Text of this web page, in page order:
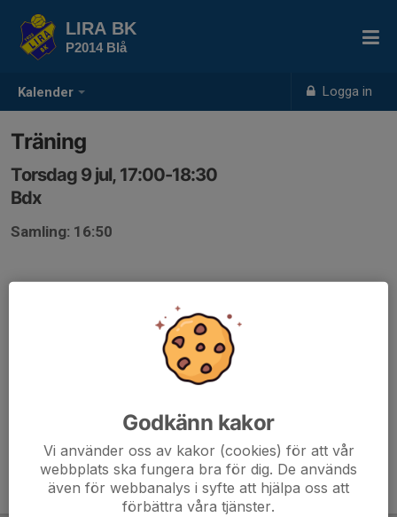
Kalender Logga in
LIRA BK
P2014 Blå
Träning
Torsdag 9 jul, 17:00-18:30
Bdx
Samling: 16:50
Godkänn kakor
Vi använder oss av kakor (cookies) för att vår
webbplats ska fungera bra för dig. De används
även för webbanalys i syfte att hjälpa oss att
förbättra våra tjänster.